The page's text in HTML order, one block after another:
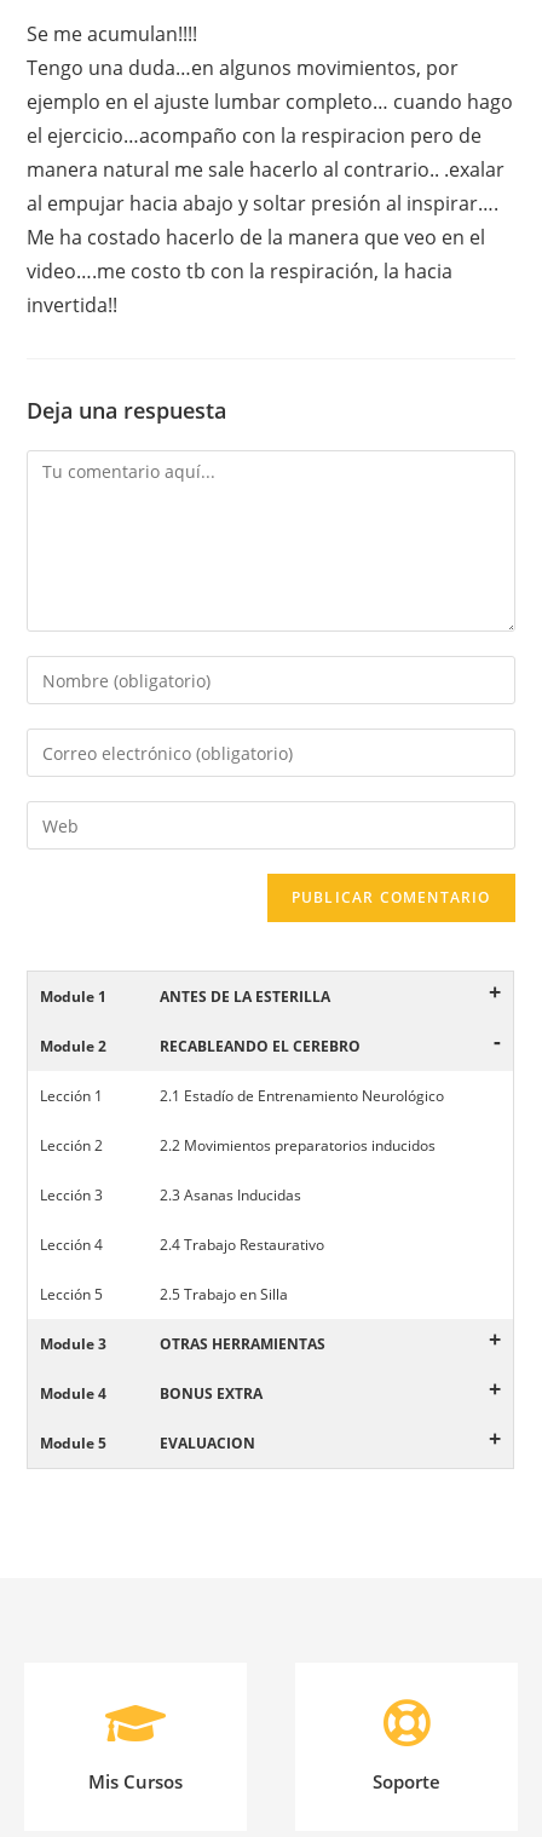
Se me acumulan!!!!
Tengo una duda…en algunos movimientos, por
ejemplo en el ajuste lumbar completo… cuando hago
el ejercicio…acompaño con la respiracion pero de
manera natural me sale hacerlo al contrario.. .exalar
al empujar hacia abajo y soltar presión al inspirar….
Me ha costado hacerlo de la manera que veo en el
video….me costo tb con la respiración, la hacia
invertida!!
Deja una respuesta
Module 1 ANTES DE LA ESTERILLA +
Module 2 RECABLEANDO EL CEREBRO -
Lección 1 2.1 Estadío de Entrenamiento Neurológico
Lección 2 2.2 Movimientos preparatorios inducidos
Lección 3 2.3 Asanas Inducidas
Lección 4 2.4 Trabajo Restaurativo
Lección 5 2.5 Trabajo en Silla
Module 3 OTRAS HERRAMIENTAS +
Module 4 BONUS EXTRA +
Module 5 EVALUACION +
Mis Cursos Soporte